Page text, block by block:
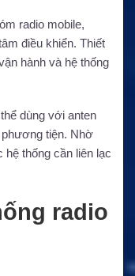
radio mobile,
điều khiển. Thiết
hành và hệ thống
dùng với anten
phương tiện. Nhờ
thống cần liên lạc
radio